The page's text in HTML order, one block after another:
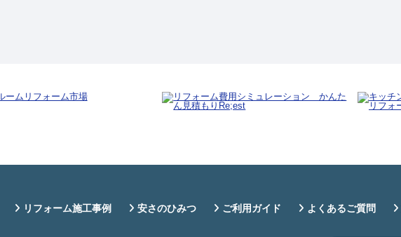
リフォーム施工事例 安さのひみつ ご利用ガイド よくあるご質問